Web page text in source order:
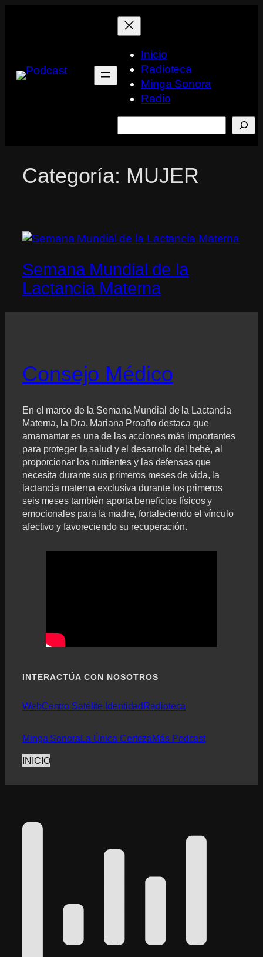
Inicio
Radioteca
Minga Sonora
Radio
Categoría: MUJER
Semana Mundial de la
Lactancia Materna
Consejo Médico
En el marco de la Semana Mundial de la Lactancia
Materna, la Dra. Mariana Proaño destaca que
amamantar es una de las acciones más importantes
para proteger la salud y el desarrollo del bebé, al
proporcionar los nutrientes y las defensas que
necesita durante sus primeros meses de vida, la
lactancia materna exclusiva durante los primeros
seis meses también aporta beneficios físicos y
emocionales para la madre, fortaleciendo el vínculo
afectivo y favoreciendo su recuperación.
INTERACTÚA CON NOSOTROS
WebCentro Satélite IdentidadRadioteca
Minga SonoraLa Única CertezaMás Podcast
INICIO